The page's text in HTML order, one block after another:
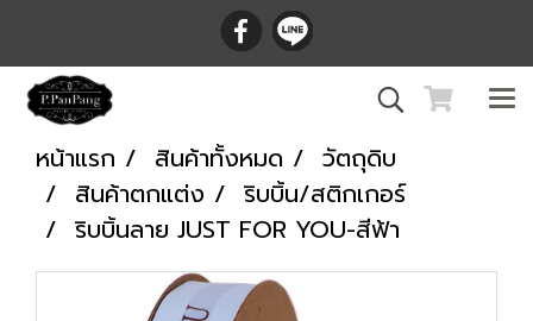
หน้าแรก สินค้าทั้งหมด
วัตถุดิบ
สินค้าตกแต่ง
ริบบิ้น/สติกเกอร์
ริบบิ้นลาย JUST FOR YOU-สีฟ้า